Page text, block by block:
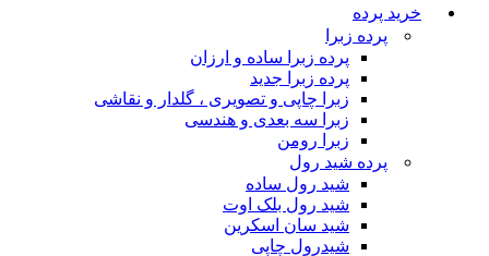
خرید پرده
پرده زبرا
پرده زبرا ساده و ارزان
پرده زبرا جدید
زبرا چاپی و تصویری ، گلدار و نقاشی
زبرا سه بعدی و هندسی
زبرا رومن
پرده شید رول
شید رول ساده
شید رول بلک اوت
شید سان اسکرین
شیدرول چاپی